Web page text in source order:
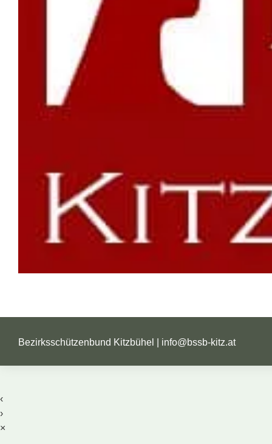
Bezirksschützenbund Kitzbühel | info@bssb-kitz.at
‹
›
×